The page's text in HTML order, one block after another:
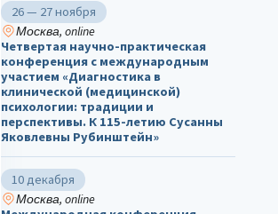
26 — 27 ноября
Москва, online
Четвертая научно-практическая
конференция с международным
участием «Диагностика в
клинической (медицинской)
психологии: традиции и
перспективы. К 115-летию Сусанны
Яковлевны Рубинштейн»
10 декабря
Москва, online